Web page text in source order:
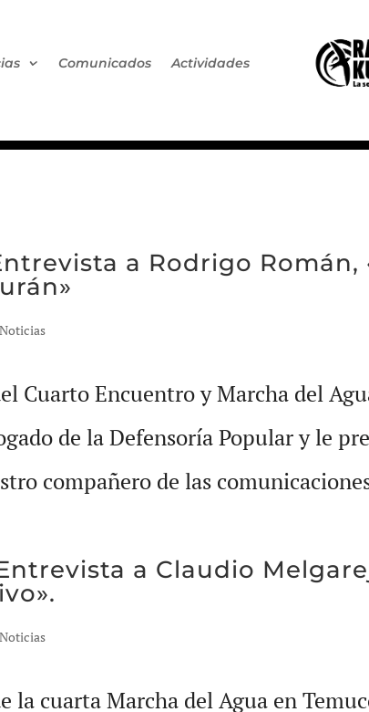
Comunicados Actividades
a Rodrigo
Noticias
Cuarto Encuentro y Marcha del
de la Defensoría Popular y le
compañero de las
a Claudio
Noticias
la cuarta Marcha del Agua en